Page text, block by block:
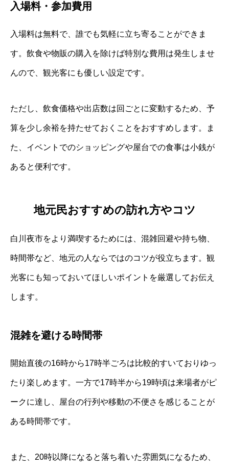
入場料・参加費用
入場料は無料で、誰でも気軽に立ち寄ることができま
す。飲食や物販の購入を除けば特別な費用は発生しませ
んので、観光客にも優しい設定です。
ただし、飲食価格や出店数は回ごとに変動するため、予
算を少し余裕を持たせておくことをおすすめします。ま
た、イベントでのショッピングや屋台での食事は小銭が
あると便利です。
地元民おすすめの訪れ方やコツ
白川夜市をより満喫するためには、混雑回避や持ち物、
時間帯など、地元の人ならではのコツが役立ちます。観
光客にも知っておいてほしいポイントを厳選してお伝え
します。
混雑を避ける時間帯
開始直後の16時から17時半ごろは比較的すいておりゆっ
たり楽しめます。一方で17時半から19時頃は来場者がピ
ークに達し、屋台の行列や移動の不便さを感じることが
ある時間帯です。
また、20時以降になると落ち着いた雰囲気になるため、